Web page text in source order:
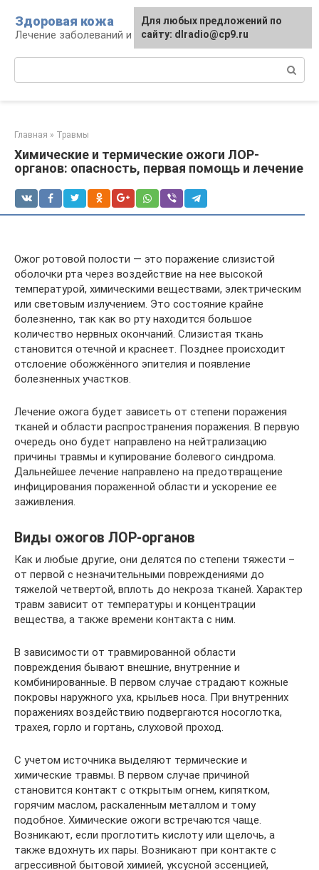
контенту
Здоровая кожа
Лечение заболеваний и уход за кожей
Главная » Травмы
Химические и термические ожоги ЛОР-
органов: опасность, первая помощь и лечение
Ожог ротовой полости — это поражение слизистой
оболочки рта через воздействие на нее высокой
температурой, химическими веществами, электрическим
или световым излучением. Это состояние крайне
болезненно, так как во рту находится большое
количество нервных окончаний. Слизистая ткань
становится отечной и краснеет. Позднее происходит
отслоение обожжённого эпителия и появление
болезненных участков.
Лечение ожога будет зависеть от степени поражения
тканей и области распространения поражения. В первую
очередь оно будет направлено на нейтрализацию
причины травмы и купирование болевого синдрома.
Дальнейшее лечение направлено на предотвращение
инфицирования пораженной области и ускорение ее
заживления.
Виды ожогов ЛОР-органов
Как и любые другие, они делятся по степени тяжести –
от первой с незначительными повреждениями до
тяжелой четвертой, вплоть до некроза тканей. Характер
травм зависит от температуры и концентрации
вещества, а также времени контакта с ним.
В зависимости от травмированной области
повреждения бывают внешние, внутренние и
комбинированные. В первом случае страдают кожные
покровы наружного уха, крыльев носа. При внутренних
поражениях воздействию подвергаются носоглотка,
трахея, горло и гортань, слуховой проход.
С учетом источника выделяют термические и
химические травмы. В первом случае причиной
становится контакт с открытым огнем, кипятком,
горячим маслом, раскаленным металлом и тому
подобное. Химические ожоги встречаются чаще.
Возникают, если проглотить кислоту или щелочь, а
также вдохнуть их пары. Возникают при контакте с
агрессивной бытовой химией, уксусной эссенцией,
Для любых предложений по
сайту: dlradio@cp9.ru